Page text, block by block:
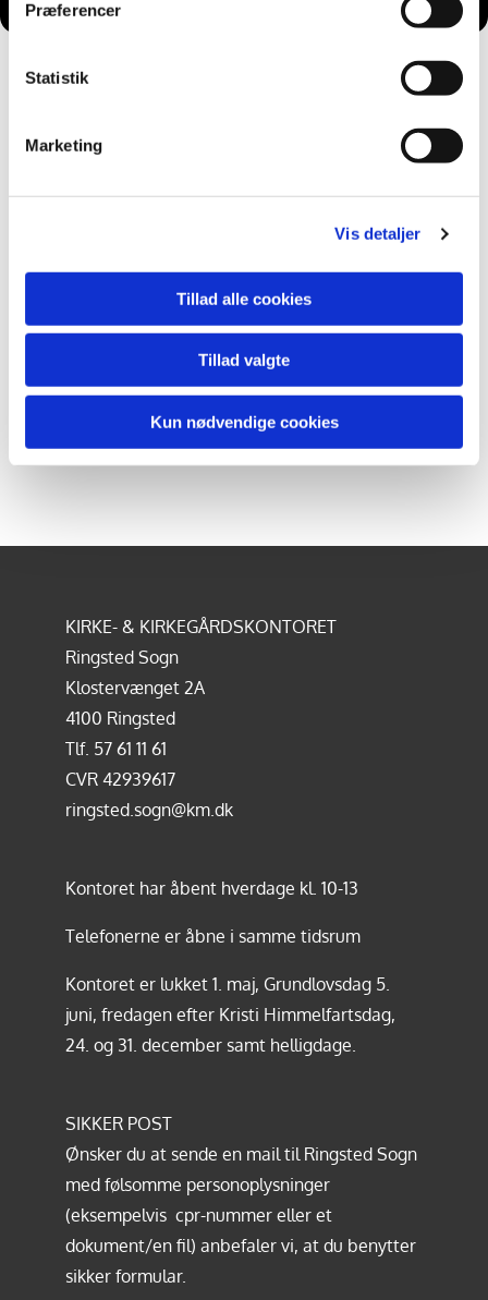
Præferencer
Statistik
Marketing
Vis detaljer
Tillad alle cookies
Tillad valgte
Kun nødvendige cookies
KIRKE- & KIRKEGÅRDSKONTORET
Ringsted Sogn
Klostervænget 2A
4100 Ringsted
Tlf. 57 61 11 61
CVR 42939617
ringsted.sogn@km.dk
Kontoret har åbent hverdage kl. 10-13
Telefonerne er åbne i samme tidsrum
Kontoret er lukket 1. maj, Grundlovsdag 5.
juni, fredagen efter Kristi Himmelfartsdag,
24. og 31. december samt helligdage.
SIKKER POST
Ønsker du at sende en mail til Ringsted Sogn
med følsomme personoplysninger
(eksempelvis cpr-nummer eller et
dokument/en fil) anbefaler vi, at du benytter
sikker formular.